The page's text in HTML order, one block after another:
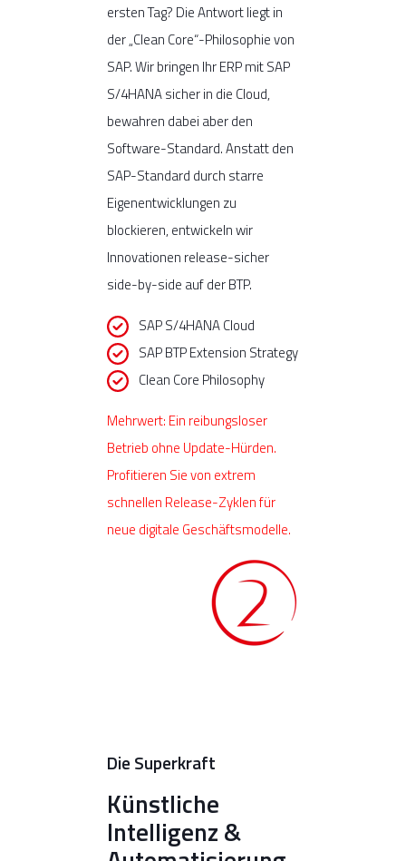
ersten Tag? Die Antwort liegt in
der „Clean Core“-Philosophie von
SAP. Wir bringen Ihr ERP mit SAP
S/4HANA sicher in die Cloud,
bewahren dabei aber den
Software-Standard. Anstatt den
SAP-Standard durch starre
Eigenentwicklungen zu
blockieren, entwickeln wir
Innovationen release-sicher
side-by-side auf der BTP.
SAP S/4HANA Cloud
SAP BTP Extension Strategy
Clean Core Philosophy
Mehrwert: Ein reibungsloser
Betrieb ohne Update-Hürden.
Profitieren Sie von extrem
schnellen Release-Zyklen für
neue digitale Geschäftsmodelle.
Die Superkraft
Künstliche
Intelligenz &